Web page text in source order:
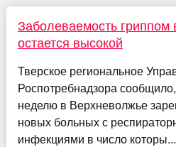
Заболеваемость гриппом
остается высокой
Тверское региональное
Роспотребнадзора
неделю в Верхневолжье
новых больных с
инфекциями в число которы...